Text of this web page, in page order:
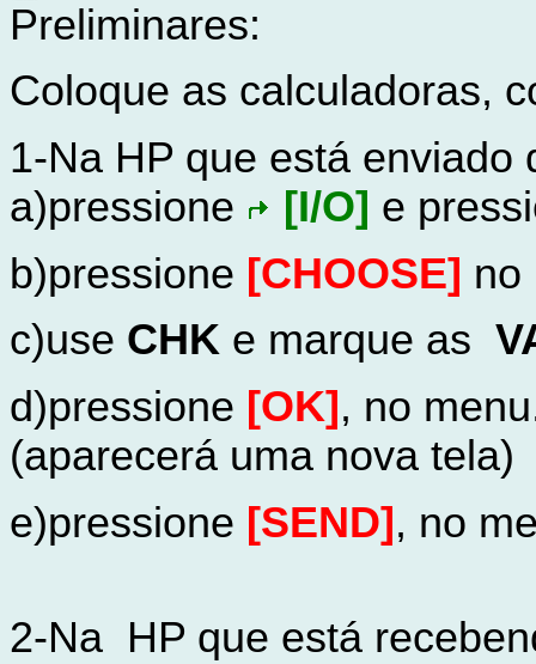
Preliminares:
Coloque as calculadoras,
1-Na HP que está enviado
a)pressione
[I/O] e
b)pressione [CHOOSE] no
c)use CHK e marque as
d)pressione [OK], no
(aparecerá uma nova tela)
e)pressione [SEND], no
2-Na HP que está